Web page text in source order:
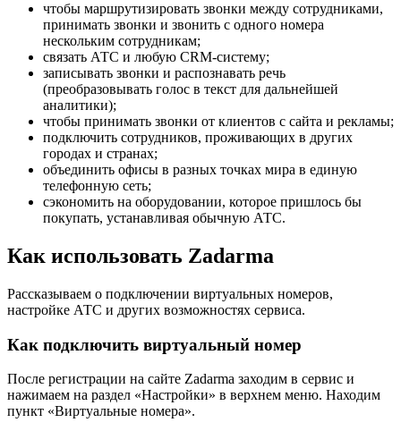
чтобы маршрутизировать звонки между сотрудниками,
принимать звонки и звонить с одного номера
нескольким сотрудникам;
связать АТС и любую CRM-систему;
записывать звонки и распознавать речь
(преобразовывать голос в текст для дальнейшей
аналитики);
чтобы принимать звонки от клиентов с сайта и рекламы;
подключить сотрудников, проживающих в других
городах и странах;
объединить офисы в разных точках мира в единую
телефонную сеть;
сэкономить на оборудовании, которое пришлось бы
покупать, устанавливая обычную АТС.
Как использовать Zadarma
Рассказываем о подключении виртуальных номеров,
настройке АТС и других возможностях сервиса.
Как подключить виртуальный номер
После регистрации на сайте Zadarma заходим в сервис и
нажимаем на раздел «Настройки» в верхнем меню. Находим
пункт «Виртуальные номера».